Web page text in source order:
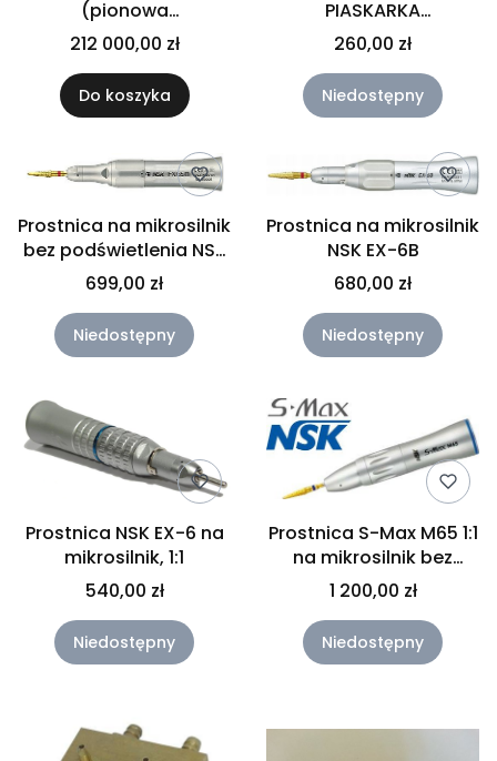
(pionowa
segmentacja,
programy
zaawansowane i TOMO
2D w cenie)
212 000,00 zł
Do koszyka
PIASKARKA
STOMATOLOGICZNA +
piasek 130g
260,00 zł
Niedostępny
Prostnica na mikrosilnik
bez podświetlenia NSK
FX65m
699,00 zł
Niedostępny
Prostnica na mikrosilnik
NSK EX-6B
680,00 zł
Niedostępny
Prostnica NSK EX-6 na
mikrosilnik, 1:1
540,00 zł
Niedostępny
Prostnica S-Max M65 1:1
na mikrosilnik bez
podświetlenia
1 200,00 zł
Niedostępny